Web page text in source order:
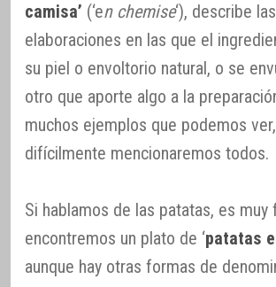
camisa’ (‘en chemise‘), describe las
elaboraciones en las que el
su piel o envoltorio natural, o se
otro que aporte algo a la
muchos ejemplos que podemos
difícilmente mencionaremos todos.
Si hablamos de las patatas, es muy
encontremos un plato de ‘patatas
aunque hay otras formas de